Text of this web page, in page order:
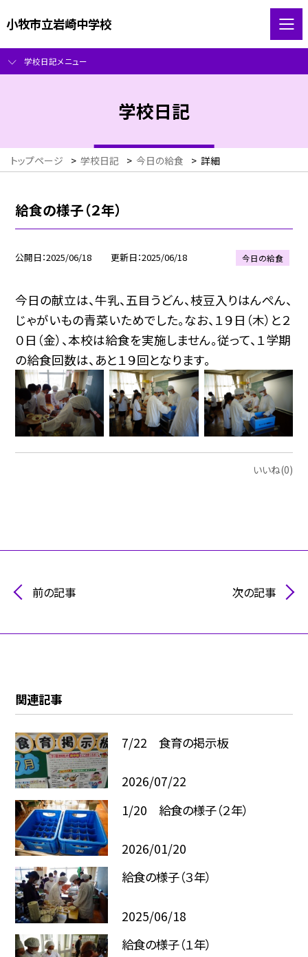
小牧市立岩崎中学校
学校日記メニュー
学校日記
トップページ > 学校日記 > 今日の給食 > 詳細
給食の様子（２年）
公開日 2025/06/18 更新日 2025/06/18 今日の給食
今日の献立は、牛乳、五目うどん、枝豆入りはんぺん、
じゃがいもの青菜いためでした。なお、１９日（木）と２
０日（金）、本校は給食を実施しません。従って、１学期
の給食回数は、あと１９回となります。
いいね(0)
前の記事 次の記事
関連記事
7/22 食育の掲示板
2026/07/22
1/20 給食の様子（２年）
2026/01/20
給食の様子（３年）
2025/06/18
給食の様子（１年）